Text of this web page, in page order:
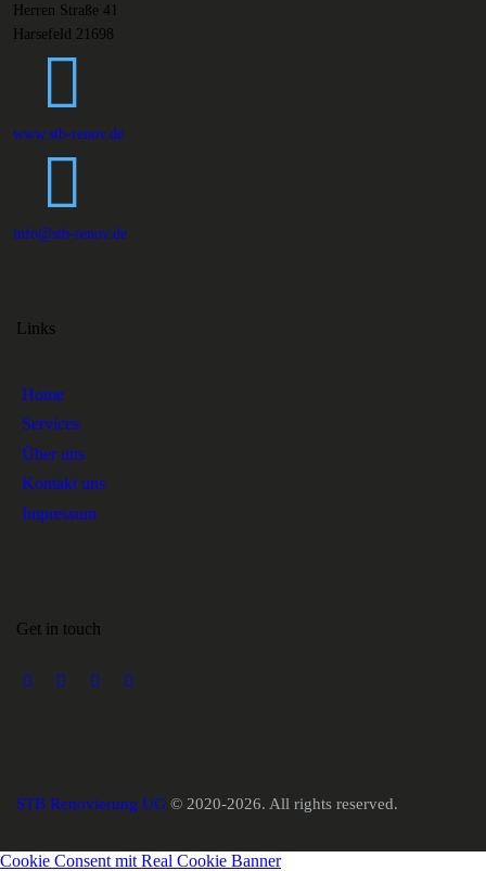
Herren Straße 41
Harsefeld 21698
www.stb-renov.de
info@stb-renov.de
Links
Home
Services
Über uns
Kontakt uns
Impressum
Get in touch
STB Renovierung UG © 2020-2026. All rights reserved.
Cookie Consent mit Real Cookie Banner